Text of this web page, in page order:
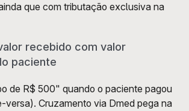
que com tributação exclusiva na
recebido com valor
paciente
de R$ 500" quando o paciente pagou
versa). Cruzamento via Dmed pega na